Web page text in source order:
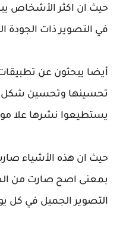
حيث ان اكثر الأشخاص
في التصوير ذات الجودة
أيضا يبحثون عن
تحسينها وتحسين شكل
يستطيعوا نشرها علا
حيث ان هذه الأشياء
بمعنى اصح صارت من
التصوير الجميل في كل